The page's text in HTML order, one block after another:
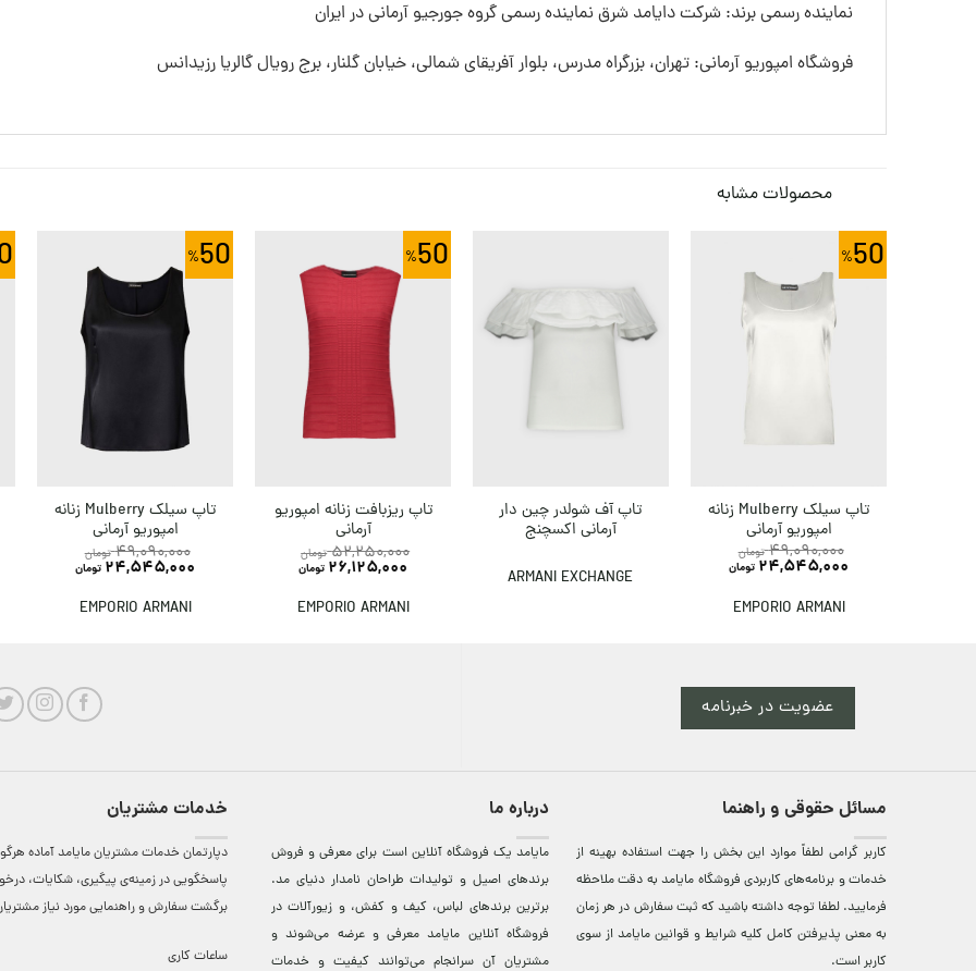
نماینده رسمی برند: شرکت دایامد شرق نماینده رسمی گروه جورجیو آرمانی در ایران
فروشگاه امپوریو آرمانی: تهران، بزرگراه مدرس، بلوار آفریقای شمالی، خیابان گلنار، برج رویال گالریا رزیدانس
محصولات مشابه
50
تاپ سیلک Mulberry زنانه
امپوریو آرمانی
49,090,000 تومان
24,545,000 تومان
EMPORIO ARMANI
تاپ آف شولدر چین دار
آرمانی اکسچنج
ARMANI EXCHANGE
50
تاپ ریزبافت زنانه امپوریو
آرمانی
52,250,000 تومان
26,125,000 تومان
EMPORIO ARMANI
50
تاپ سیلک Mulberry زنانه
امپوریو آرمانی
49,090,000 تومان
24,545,000 تومان
EMPORIO ARMANI
عضویت در خبرنامه
مسائل حقوقی و راهنما
کاربر گرامی لطفاً موارد این بخش را جهت استفاده بهینه از
خدمات و برنامه‌‏های کاربردی فروشگاه مایامد به دقت ملاحظه
فرمایید. لطفا توجه داشته باشید که ثبت سفارش در هر زمان
به معنی پذیرفتن کامل کلیه شرایط و قوانین مایامد از سوی
کاربر است.
درباره ما
مایامد يک فروشگاه آنلاين است برای معرفی و فروش
برندهای اصيل و توليدات طراحان نامدار دنيای مد.
برترين‌ برندهای لباس، کيف و کفش، و زيورآلات در
فروشگاه آنلاين مایامد معرفی و عرضه می‌شوند و
مشتريان آن سرانجام می‌توانند کيفيت و خدمات
خدمات مشتریان
دپارتمان خدمات مشتریان مایامد آماده
پاسخگویی در زمینه‌ی پیگیری، شکایات،
برگشت سفارش و راهنمایی مورد نیاز
ساعات کاری